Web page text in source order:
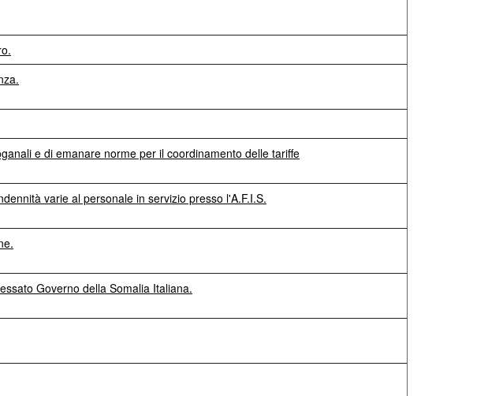
e di emanare norme per il coordinamento delle tariffe
varie al personale in servizio presso l'A.F.I.S.
Governo della Somalia Italiana.